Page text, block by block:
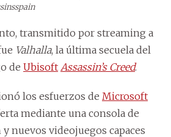
transmitido por streaming a
Valhalla, la última secuela del
de Ubisoft Assassin’s Creed.
los esfuerzos de Microsoft
mediante una consola de
nuevos videojuegos capaces